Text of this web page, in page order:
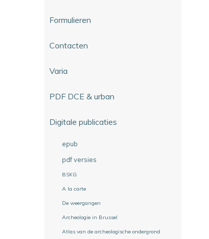
Formulieren
Contacten
Varia
PDF DCE & urban
Digitale publicaties
epub
pdf versies
BSKG
A la carte
De weergangen
Archeologie in Brussel
Atlas van de archeologische ondergrond